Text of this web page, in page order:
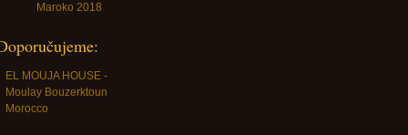
Maroko 2018
EL MOUJA HOUSE -
Moulay Bouzerktoun
Morocco